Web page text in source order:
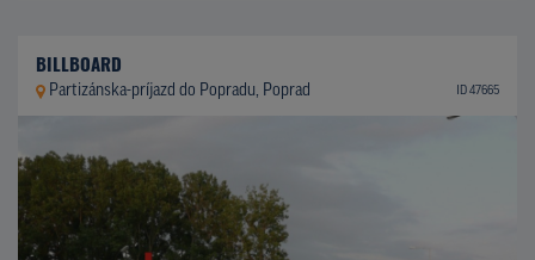
BILLBOARD
Partizánska-príjazd do Popradu, Poprad ID 47665